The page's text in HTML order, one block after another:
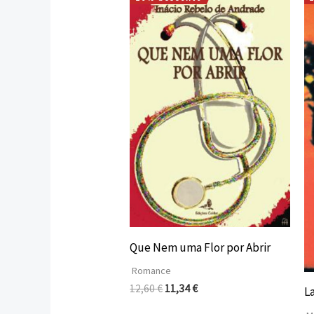
Que Nem uma Flor por Abrir
Romance
12,60€
O
preço
original
era:
12,60 €.
11,34€
O
preço
atual
é:
11,34 €.